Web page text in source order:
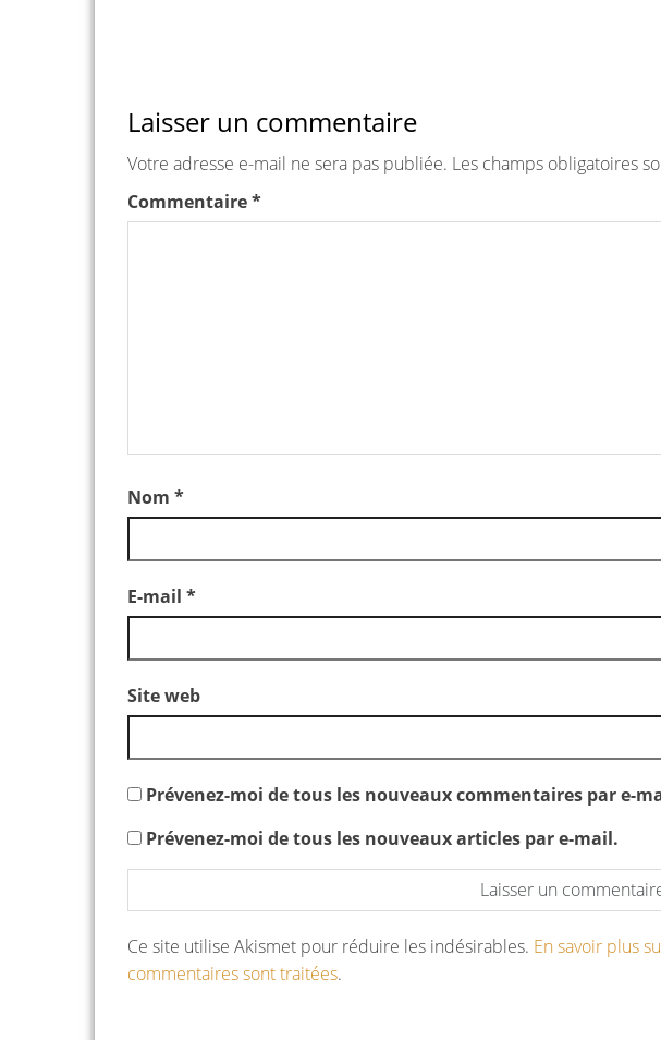
Laisser un commentaire
Votre adresse e-mail ne sera pas publiée. Les champs obligatoires
Commentaire*
Nom *
E-mail *
Site web
Prévenez-moi de tous les nouveaux commentaires par e-
Prévenez-moi de tous les nouveaux articles par e-mail.
Ce site utilise Akismet pour réduire les indésirables. En savoir plus
commentaires sont traitées.